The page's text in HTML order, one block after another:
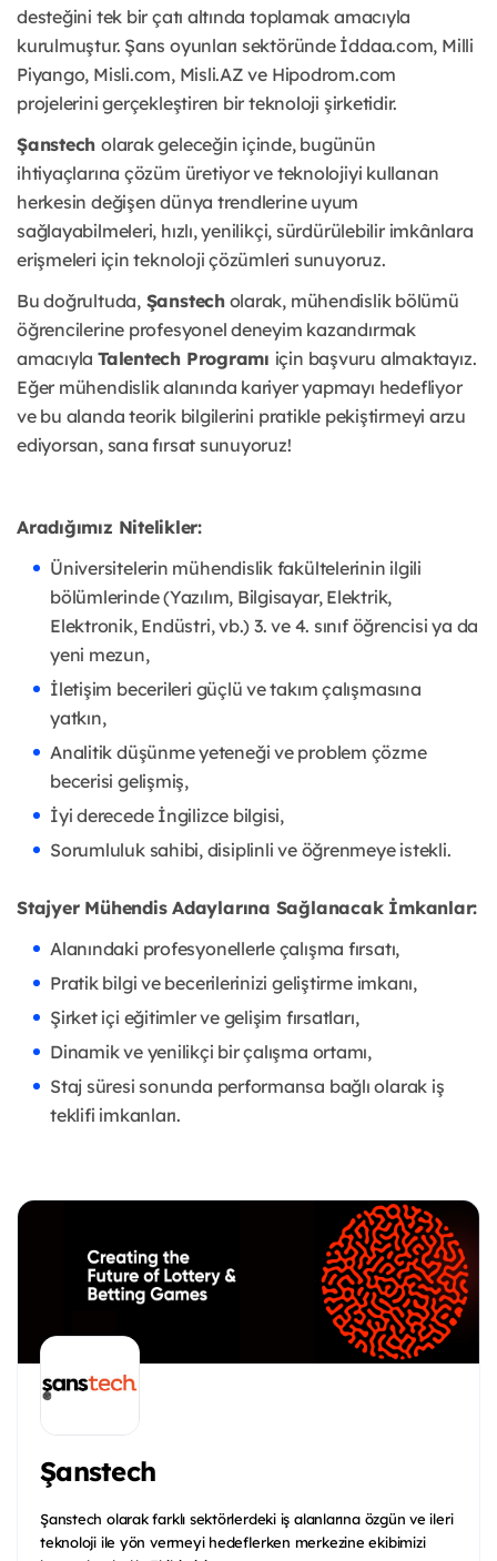
desteğini tek bir çatı altında toplamak amacıyla
kurulmuştur. Şans oyunları sektöründe İddaa.com, Milli
Piyango, Misli.com, Misli.AZ ve Hipodrom.com
projelerini gerçekleştiren bir teknoloji şirketidir.
Şanstech olarak geleceğin içinde, bugünün
ihtiyaçlarına çözüm üretiyor ve teknolojiyi kullanan
herkesin değişen dünya trendlerine uyum
sağlayabilmeleri, hızlı, yenilikçi, sürdürülebilir imkânlara
erişmeleri için teknoloji çözümleri sunuyoruz.
Bu doğrultuda, Şanstecholarak, mühendislik bölümü
öğrencilerine profesyonel deneyim kazandırmak
amacıyla Talentech Programı için başvuru almaktayız.
Eğer mühendislik alanında kariyer yapmayı hedefliyor
ve bu alanda teorik bilgilerini pratikle pekiştirmeyi arzu
ediyorsan, sana fırsat sunuyoruz!
Aradığımız Nitelikler:
Üniversitelerin mühendislik fakültelerinin ilgili
bölümlerinde (Yazılım, Bilgisayar, Elektrik,
Elektronik, Endüstri, vb.) 3. ve 4. sınıf öğrencisi ya da
yeni mezun,
İletişim becerileri güçlü ve takım çalışmasına
yatkın,
Analitik düşünme yeteneği ve problem çözme
becerisi gelişmiş,
İyi derecede İngilizce bilgisi,
Sorumluluk sahibi, disiplinli ve öğrenmeye istekli.
Stajyer Mühendis Adaylarına Sağlanacak İmkanlar:
Alanındaki profesyonellerle çalışma fırsatı,
Pratik bilgi ve becerilerinizi geliştirme imkanı,
Şirket içi eğitimler ve gelişim fırsatları,
Dinamik ve yenilikçi bir çalışma ortamı,
Staj süresi sonunda performansa bağlı olarak iş
teklifi imkanları.
Şanstech
Şanstech olarak farklı sektörlerdeki iş alanlarına özgün ve ileri
teknoloji ile yön vermeyi hedeflerken merkezine ekibimizi